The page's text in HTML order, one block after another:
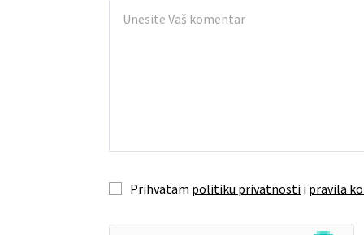
Prihvatam politiku privatnosti i pravila